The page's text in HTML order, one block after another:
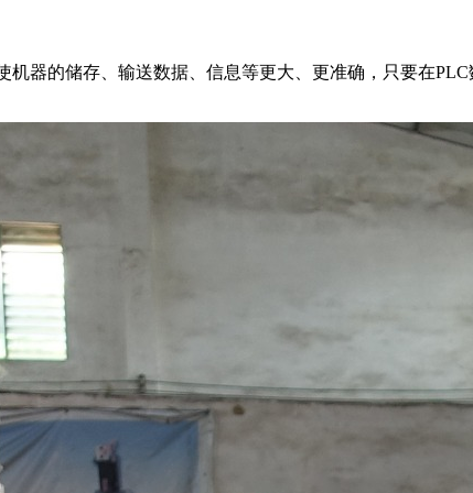
器的储存、输送数据、信息等更大、更准确，只要在